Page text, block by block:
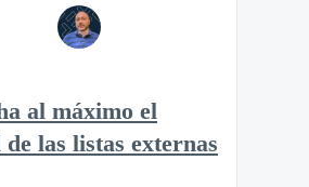
al máximo el
las listas externas